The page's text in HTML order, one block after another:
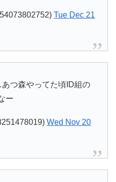
Tue Dec 21
つ森やってた頃ID組の
ー
Wed Nov 20